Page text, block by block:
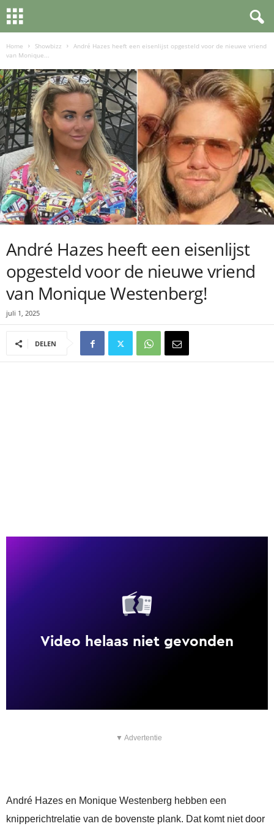
Home Showbizz
André Hazes heeft een eisenlijst opgesteld voor de nieuwe vriend
van Monique...
André Hazes heeft een eisenlijst
opgesteld voor de nieuwe vriend
van Monique Westenberg!
juli 1, 2025
DELEN
▼ Advertentie
André Hazes en Monique Westenberg hebben een
knipperichtrelatie van de bovenste plank. Dat komt niet door